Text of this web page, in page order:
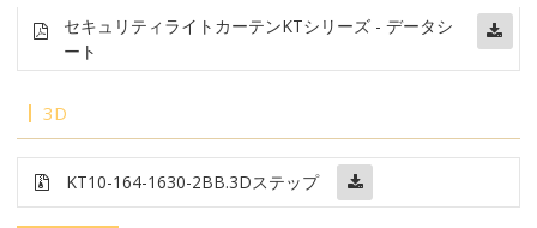
セキュリティライトカーテンKTシリーズ - データシ
ート
3D
KT10-164-1630-2BB.3Dステップ